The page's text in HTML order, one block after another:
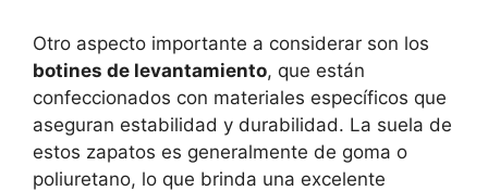
Otro aspecto importante a considerar son los
botines de levantamiento, que están
confeccionados con materiales específicos que
aseguran estabilidad y durabilidad. La suela de
estos zapatos es generalmente de goma o
poliuretano, lo que brinda una excelente